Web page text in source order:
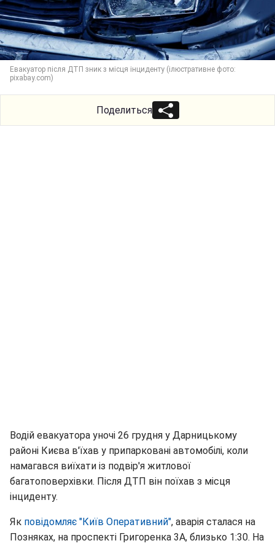
Евакуатор після ДТП зник з місця інциденту (ілюстративне фото:
pixabay.com)
Поделиться
Водій евакуатора уночі 26 грудня у Дарницькому
районі Києва в'їхав у припарковані автомобілі, коли
намагався виїхати із подвір'я житлової
багатоповерхівки. Після ДТП він поїхав з місця
інциденту.
Як повідомляє "Київ Оперативний", аварія сталася на
Позняках, на проспекті Григоренка 3А, близько 1:30. На